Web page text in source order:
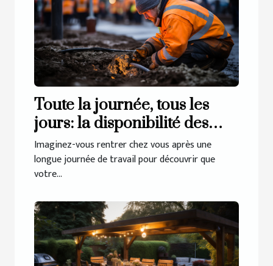
Toute la journée, tous les
jours: la disponibilité des
services de débouchage à
Haren
Imaginez-vous rentrer chez vous après une
longue journée de travail pour découvrir que
votre...